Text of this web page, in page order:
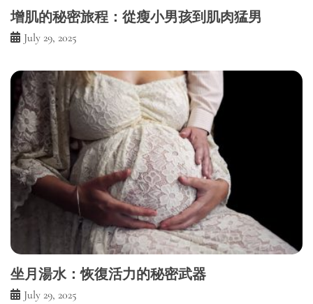
增肌的秘密旅程：從瘦小男孩到肌肉猛男
July 29, 2025
坐月湯水：恢復活力的秘密武器
July 29, 2025